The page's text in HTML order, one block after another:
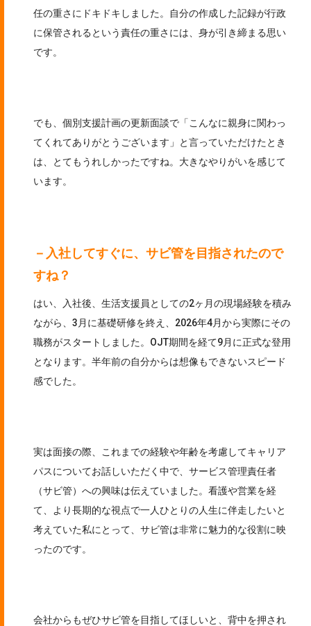
任の重さにドキドキしました。自分の作成した記録が行政
に保管されるという責任の重さには、身が引き締まる思い
です。
でも、個別支援計画の更新面談で「こんなに親身に関わっ
てくれてありがとうございます」と言っていただけたとき
は、とてもうれしかったですね。大きなやりがいを感じて
います。
－入社してすぐに、サビ管を目指されたので
すね？
はい、入社後、生活支援員としての2ヶ月の現場経験を積み
ながら、3月に基礎研修を終え、2026年4月から実際にその
職務がスタートしました。OJT期間を経て9月に正式な登用
となります。半年前の自分からは想像もできないスピード
感でした。
実は面接の際、これまでの経験や年齢を考慮してキャリア
パスについてお話しいただく中で、サービス管理責任者
（サビ管）への興味は伝えていました。看護や営業を経
て、より長期的な視点で一人ひとりの人生に伴走したいと
考えていた私にとって、サビ管は非常に魅力的な役割に映
ったのです。
会社からもぜひサビ管を目指してほしいと、背中を押され